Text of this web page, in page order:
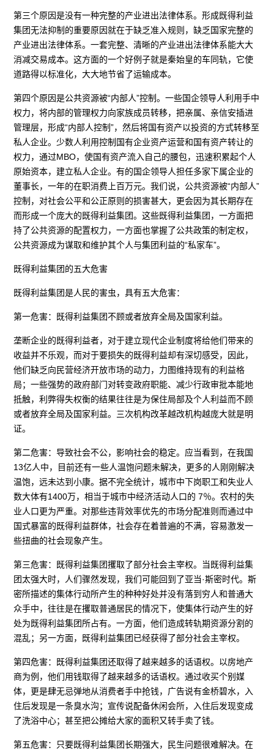
第三个原因是没有一种完整的产业进出法律体系。形成既得利益
集团无法抑制的重要原因就在于缺乏准入规则，缺乏国家完整的
产业进出法律体系。一套完整、清晰的产业进出法律体系能大大
消减交易成本。这方面的一个好例子就是秦始皇的车同轨，它使
道路得以标准化，大大地节省了运输成本。
第四个原因是公共资源被“内部人”控制。一些国企领导人利用手中
权力，将内部的管理权力向家族成员转移，把亲属、亲信安插进
管理层，形成“内部人控制”，然后将国有资产以投资的方式转移至
私人企业。少数人利用控制国有企业资产运营和国有资产转让的
权力，通过MBO，使国有资产流入自己的腰包，迅速积累起个人
原始资本，建立私人企业。有的国企领导人担任多家下属企业的
董事长，一年的在职消费上百万元。我们说，公共资源被“内部人”
控制，对社会公平和公正原则的损害甚大，更会因为其长期存在
而形成一个庞大的既得利益集团。这些既得利益集团，一方面把
持了公共资源的配置权力，一方面也掌握了公共政策的制定权，
公共资源成为谋取和维护其个人与集团利益的“私家车”。
既得利益集团的五大危害
既得利益集团是人民的害虫，具有五大危害：
第一危害：既得利益集团不顾或者放弃全局及国家利益。
垄断企业的既得利益者，对于建立现代企业制度将给他们带来的
收益并不乐观，而对于要损失的既得利益却有深切感受，因此，
他们缺乏向民营经济开放市场的动力，力图维持现有的利益格
局；一些强势的政府部门对转变政府职能、减少行政审批本能地
抵触，利弊得失权衡的结果往往是为保住局部及个人利益而不顾
或者放弃全局及国家利益。三次机构改革越改机构越庞大就是明
证。
第二危害：导致社会不公，影响社会的稳定。应当看到，在我国
13亿人中，目前还有一些人温饱问题未解决，更多的人刚刚解决
温饱，远未达到小康。据不完全统计，城市中下岗职工和失业人
数大体有1400万，相当于城市中经济活动人口的 7％。农村的失
业人口更为严重。对那些违背效率优先的市场分配准则而通过中
国式暴富的既得利益群体，社会存在着普遍的不满，容易激发一
些扭曲的社会现象产生。
第三危害：既得利益集团攫取了部分社会主宰权。当既得利益集
团太强大时，人们骤然发现，我们可能回到了亚当·斯密时代。斯
密所描述的集体行动所产生的种种好处并没有落到穷人和普通大
众手中，往往是在攫取普通居民的情况下，使集体行动产生的好
处为既得利益集团所占有。一方面，他们造成转轨期资源分割的
混乱；另一方面，既得利益集团已经获得了部分社会主宰权。
第四危害：既得利益集团还取得了越来越多的话语权。以房地产
商为例，他们用钱取得了越来越多的话语权。通过收买个别媒
体，更是肆无忌弹地从消费者手中抢钱，广告说有金桥碧水，入
住后发现是一条臭水沟；宣传说配备休闲会所，入住后发现变成
了洗浴中心；甚至把公摊给大家的面积又转手卖了钱。
第五危害：只要既得利益集团长期强大，民生问题很难解决。在